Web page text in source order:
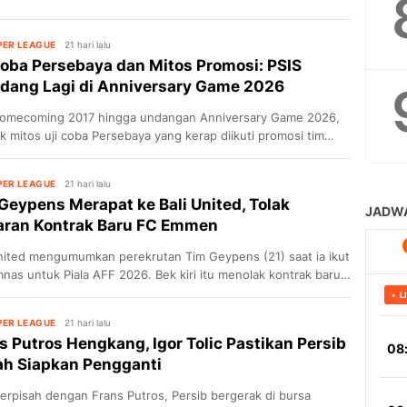
Jadwal
LEAGUE 21 hari lalu
Persebaya dan Mitos Promosi: PSIS
Lagi di Anniversary Game 2026
2017 hingga undangan Anniversary Game 2026,
mitos uji coba Persebaya yang kerap diikuti promosi tim
LEAGUE 21 hari lalu
Merapat ke Bali United, Tolak
Kontrak Baru FC Emmen
mengumumkan perekrutan Tim Geypens (21) saat ia ikut
untuk Piala AFF 2026. Bek kiri itu menolak kontrak baru
LEAGUE 21 hari lalu
Putros Hengkang, Igor Tolic Pastikan Persib
Siapkan Pengganti
dengan Frans Putros, Persib bergerak di bursa